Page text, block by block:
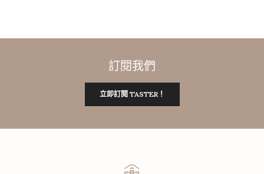
訂閱我們
立即訂閱 TASTER！